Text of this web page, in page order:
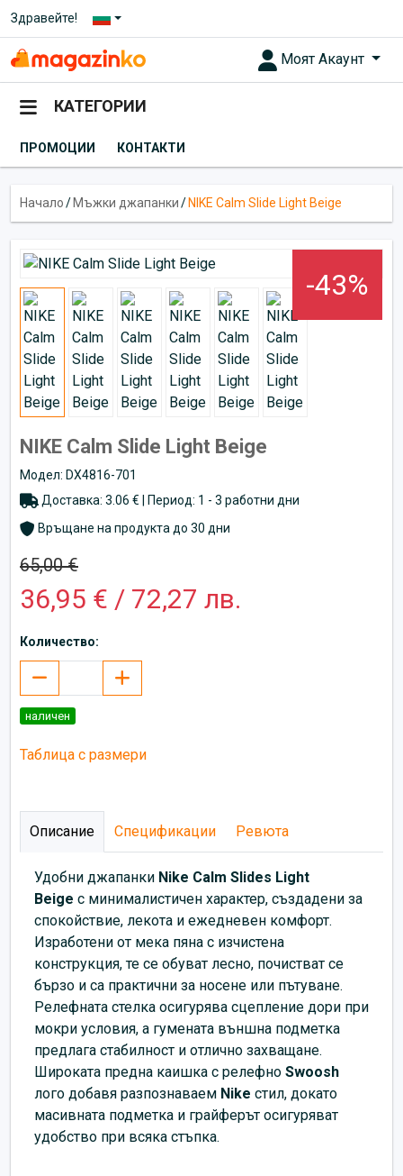
Здравейте!
Моят Акаунт
КАТЕГОРИИ
ПРОМОЦИИ КОНТАКТИ
Начало/ Мъжки джапанки/ NIKE Calm Slide Light Beige
-43%
NIKE Calm Slide Light Beige
Модел: DX4816-701
Доставка: 3.06 € | Период: 1 - 3 работни дни
Връщане на продукта до 30 дни
65,00 €
36,95 € / 72,27 лв.
Количество:
наличен
Таблица с размери
Описание Спецификации Ревюта
Удобни джапанки Nike Calm Slides Light
Beige с минималистичен характер, създадени за
спокойствие, лекота и ежедневен комфорт.
Изработени от мека пяна с изчистена
конструкция, те се обуват лесно, почистват се
бързо и са практични за носене или пътуване.
Релефната стелка осигурява сцепление дори при
мокри условия, а гумената външна подметка
предлага стабилност и отлично захващане.
Широката предна каишка с релефно Swoosh
лого добавя разпознаваем Nike стил, докато
масивната подметка и грайферът осигуряват
удобство при всяка стъпка.